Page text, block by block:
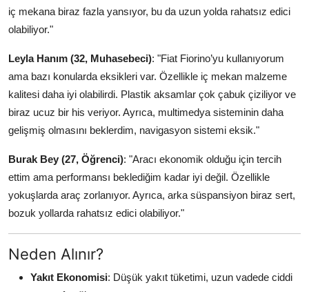
iç mekana biraz fazla yansıyor, bu da uzun yolda rahatsız edici
olabiliyor."
Leyla Hanım (32, Muhasebeci): "Fiat Fiorino’yu kullanıyorum
ama bazı konularda eksikleri var. Özellikle iç mekan malzeme
kalitesi daha iyi olabilirdi. Plastik aksamlar çok çabuk çiziliyor ve
biraz ucuz bir his veriyor. Ayrıca, multimedya sisteminin daha
gelişmiş olmasını beklerdim, navigasyon sistemi eksik."
Burak Bey (27, Öğrenci): "Aracı ekonomik olduğu için tercih
ettim ama performansı beklediğim kadar iyi değil. Özellikle
yokuşlarda araç zorlanıyor. Ayrıca, arka süspansiyon biraz sert,
bozuk yollarda rahatsız edici olabiliyor."
Neden Alınır?
Yakıt Ekonomisi: Düşük yakıt tüketimi, uzun vadede ciddi